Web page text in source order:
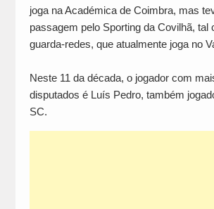
joga na Académica de Coimbra, mas
passagem pelo Sporting da Covilhã, tal
guarda-redes, que atualmente joga no
Neste 11 da década, o jogador com
disputados é Luís Pedro, também
SC.